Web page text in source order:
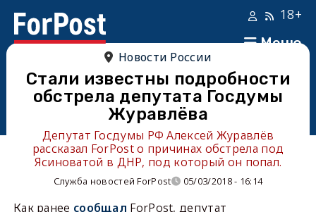
Меню
18+
Новости России
Стали известны подробности
обстрела депутата Госдумы
Журавлёва
Депутат Госдумы РФ Алексей Журавлёв
рассказал ForPost о причинах обстрела под
Ясиноватой в ДНР, под который он попал.
Служба новостей ForPost 05/03/2018 - 16:14
Как ранее сообщал ForPost, депутат